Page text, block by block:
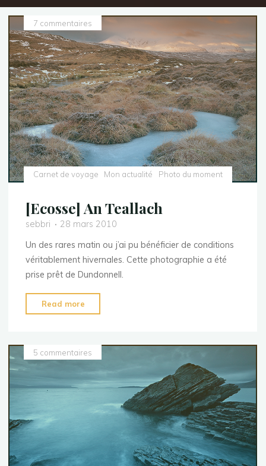
Carnet de voyage Mon actualité Photo du moment
7 commentaires
[Ecosse] An Teallach
sebbri
28 mars 2010
Un des rares matin ou j’ai pu bénéficier de conditions
véritablement hivernales. Cette photographie a été
prise prêt de Dundonnell.
Read more
Teallach"
5 commentaires